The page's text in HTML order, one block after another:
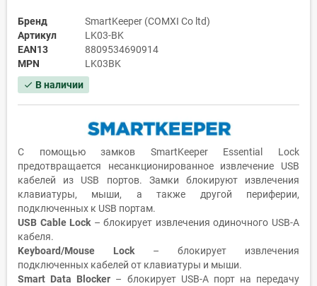
Бренд
SmartKeeper (COMXI Co ltd)
Артикул
LK03-BK
EAN13
8809534690914
MPN
LK03BK
check В наличии
С помощью замков SmartKeeper Essential Lock
предотвращается несанкционированное извлечение USB
кабелей из USB портов. Замки блокируют извлечения
клавиатуры, мыши, а также другой периферии,
подключенных к USB портам.
USB Cable Lock – блокирует извлечения одиночного USB-A
кабеля.
Keyboard/Mouse Lock – блокирует извлечения
подключенных кабелей от клавиатуры и мыши.
Smart Data Blocker – блокирует USB-A порт на передачу